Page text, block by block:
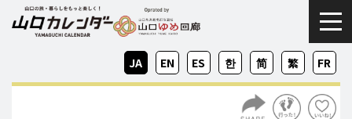
ZH-
CN
ZH-
TW
EN FR
JA KO
ES